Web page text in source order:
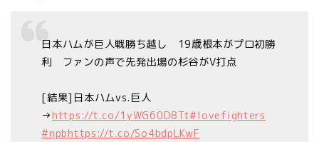
日本ハムが巨人戦勝ち越し 19歳根本がプロ初勝
利 ファンの声で先発出場の杉谷がV打点
[結果]日本ハムvs.巨人
→ https://t.co/1yWG60D8Tt#lovefighters
#npbhttps://t.co/So4bdpLKwF